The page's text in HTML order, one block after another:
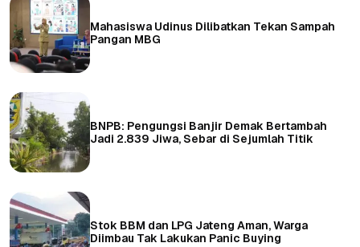
Mahasiswa Udinus Dilibatkan Tekan Sampah
Pangan MBG
BNPB: Pengungsi Banjir Demak Bertambah
Jadi 2.839 Jiwa, Sebar di Sejumlah Titik
Stok BBM dan LPG Jateng Aman, Warga
Diimbau Tak Lakukan Panic Buying